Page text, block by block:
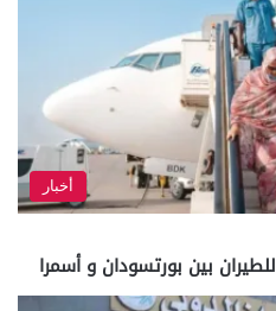
أخبار
بين بورتسودان و أسمرا